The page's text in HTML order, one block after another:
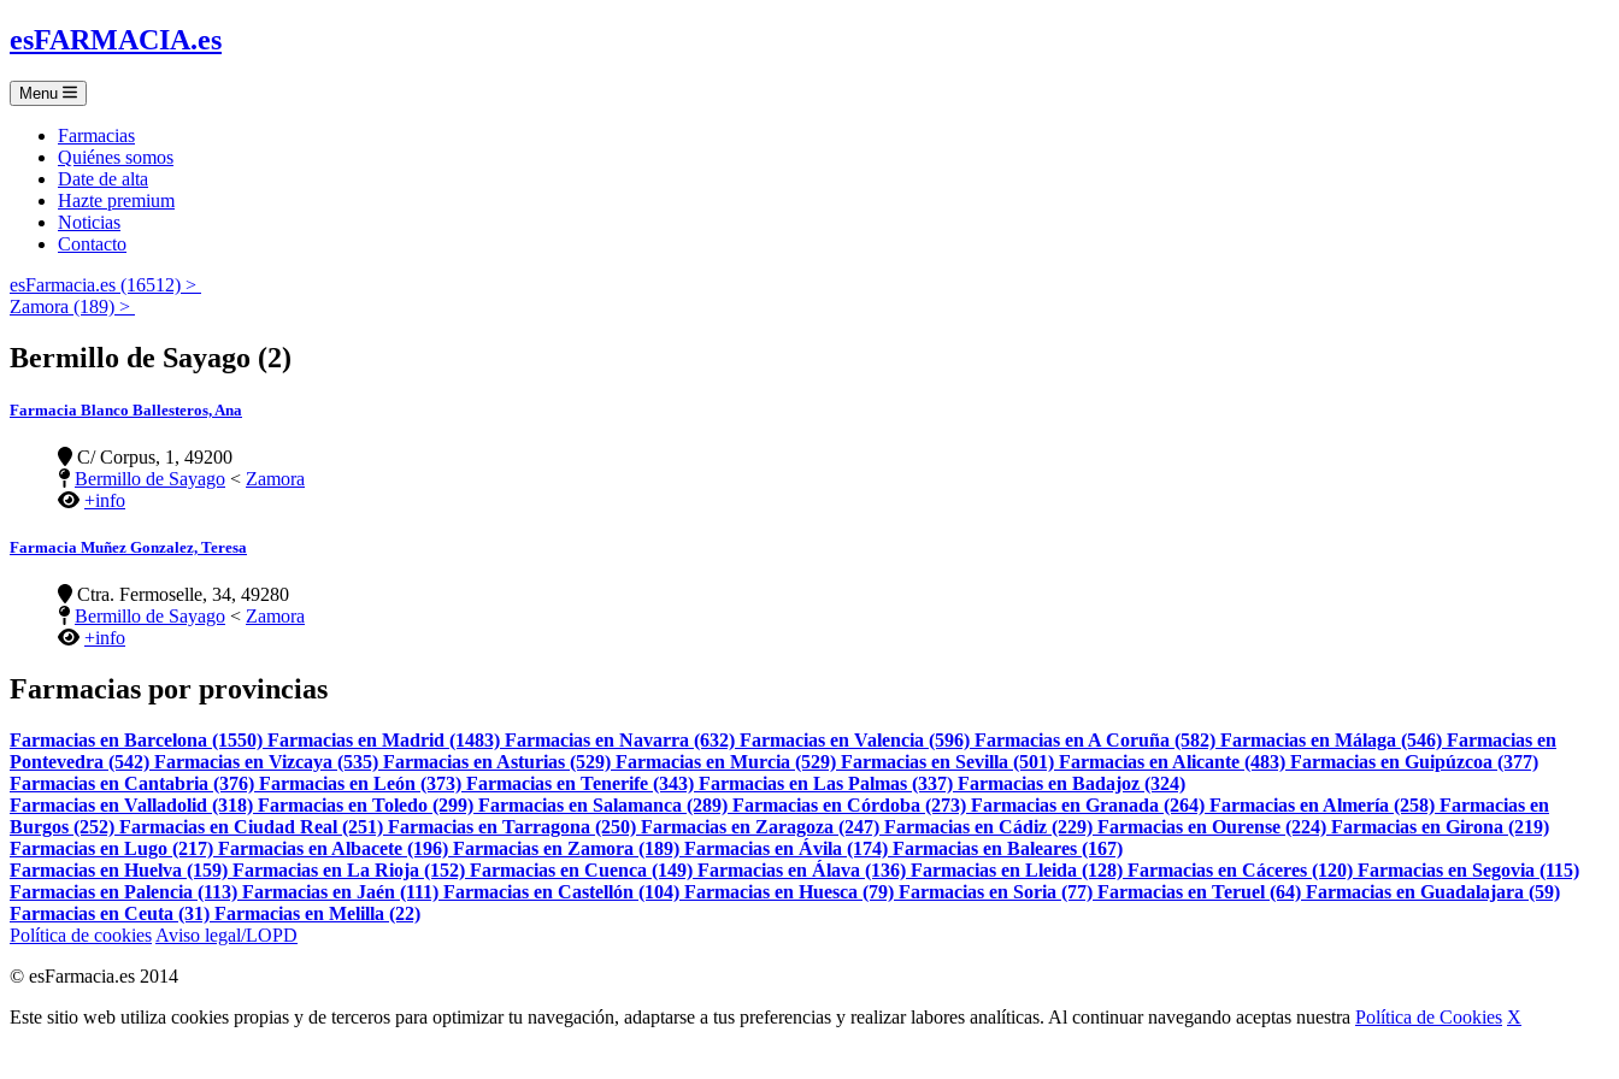
esFARMACIA.es
Menu
Farmacias
Quiénes somos
Date de alta
Hazte premium
Noticias
Contacto
esFarmacia.es (16512) >
Zamora (189) >
Bermillo de Sayago (2)
Farmacia Blanco Ballesteros, Ana
C/ Corpus, 1, 49200
Bermillo de Sayago < Zamora
+info
Farmacia Muñez Gonzalez, Teresa
Ctra. Fermoselle, 34, 49280
Bermillo de Sayago < Zamora
+info
Farmacias por provincias
Farmacias en Barcelona (1550) Farmacias en Madrid (1483) Farmacias en Navarra (632) Farmacias en Valencia (596) Farmacias en A Coruña (582) Farmacias en Málaga (546) Farmacias en
Pontevedra (542) Farmacias en Vizcaya (535) Farmacias en Asturias (529) Farmacias en Murcia (529) Farmacias en Sevilla (501) Farmacias en Alicante (483) Farmacias en Guipúzcoa (377)
Farmacias en Cantabria (376) Farmacias en León (373) Farmacias en Tenerife (343) Farmacias en Las Palmas (337) Farmacias en Badajoz (324)
Farmacias en Valladolid (318) Farmacias en Toledo (299) Farmacias en Salamanca (289) Farmacias en Córdoba (273) Farmacias en Granada (264) Farmacias en Almería (258) Farmacias en
Burgos (252) Farmacias en Ciudad Real (251) Farmacias en Tarragona (250) Farmacias en Zaragoza (247) Farmacias en Cádiz (229) Farmacias en Ourense (224) Farmacias en Girona (219)
Farmacias en Lugo (217) Farmacias en Albacete (196) Farmacias en Zamora (189) Farmacias en Ávila (174) Farmacias en Baleares (167)
Farmacias en Huelva (159) Farmacias en La Rioja (152) Farmacias en Cuenca (149) Farmacias en Álava (136) Farmacias en Lleida (128) Farmacias en Cáceres (120) Farmacias en Segovia (115)
Farmacias en Palencia (113) Farmacias en Jaén (111) Farmacias en Castellón (104) Farmacias en Huesca (79) Farmacias en Soria (77) Farmacias en Teruel (64) Farmacias en Guadalajara (59)
Farmacias en Ceuta (31) Farmacias en Melilla (22)
Política de cookies Aviso legal/LOPD
© esFarmacia.es 2014
Este sitio web utiliza cookies propias y de terceros para optimizar tu navegación, adaptarse a tus preferencias y realizar labores analíticas. Al continuar navegando aceptas nuestra Política de Cookies X